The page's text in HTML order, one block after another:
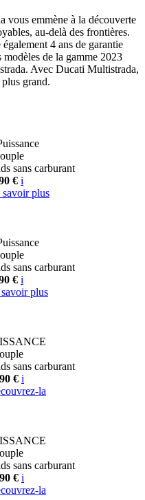
vous emmène à la découverte
au-delà des frontières.
4 ans de garantie
modèles de la gamme 2023
Avec Ducati Multistrada,
grand.
sans carburant
€ i
savoir plus
sans carburant
€ i
plus
sans carburant
€ i
la
sans carburant
€ i
la